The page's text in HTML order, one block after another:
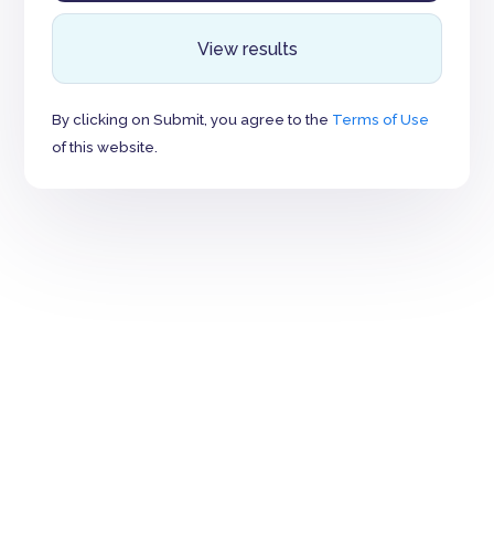
View results
By clicking on Submit, you agree to the Terms of Use
of this website.